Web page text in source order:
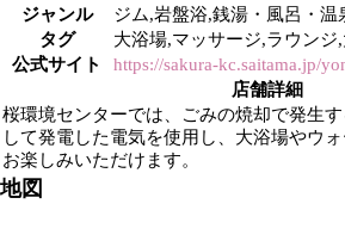
ジャンル
ジム,岩盤浴,銭湯・風呂・温
タグ
大浴場,マッサージ,ラウンジ
公式サイト
https://sakura-kc.saitama.jp/
店舗詳細
桜環境センターでは、ごみの焼却で発生
して発電した電気を使用し、大浴場やウ
お楽しみいただけます。
地図